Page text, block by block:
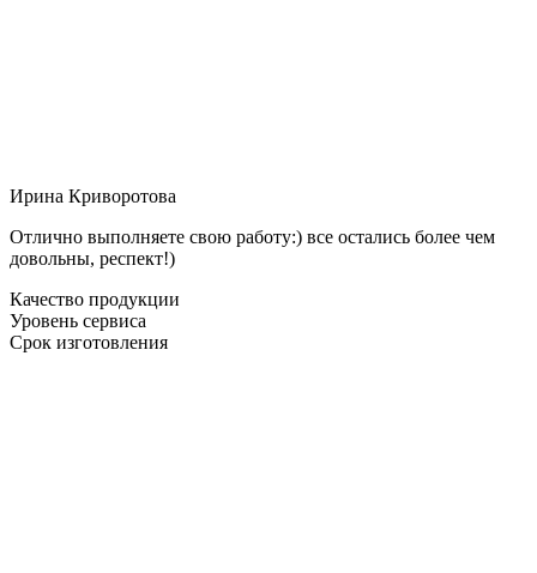
Ирина Криворотова
Отлично выполняете свою работу:) все остались более чем
довольны, респект!)
Качество продукции
Уровень сервиса
Срок изготовления